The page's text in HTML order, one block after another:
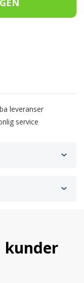
leveranser
service
kunder